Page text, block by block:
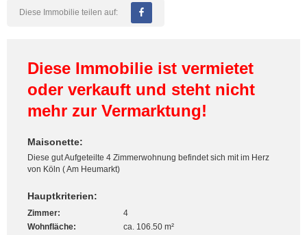
Diese Immobilie teilen auf:
Diese Immobilie ist vermietet
oder verkauft und steht nicht
mehr zur Vermarktung!
Maisonette:
Diese gut Aufgeteilte 4 Zimmerwohnung befindet sich mit im Herz
von Köln ( Am Heumarkt)
Hauptkriterien:
Zimmer:
4
Wohnfläche:
ca. 106.50 m²